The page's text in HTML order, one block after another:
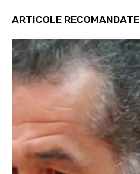
ARTICOLE RECOMANDATE